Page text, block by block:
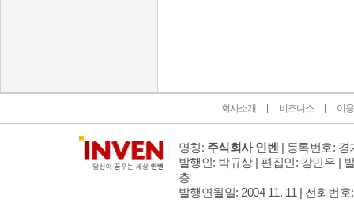
회사소개 비즈니스 이
명칭: 주식회사 인벤 | 등록번호: 경
발행인: 박규상 | 편집인: 강민우 |
층
발행연월일: 2004 11. 11 | 전화번호